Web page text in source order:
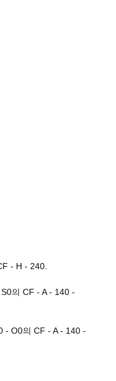
- H - 240.
의 CF - A - 140 -
- O0의 CF - A - 140 -